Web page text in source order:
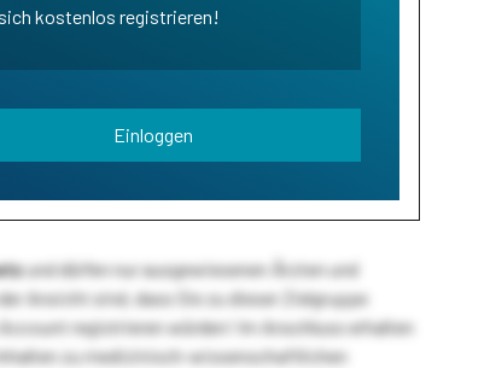
kostenlos registrieren!
Einloggen
und dürfen nur ausgewiesenen Ärzten und
Ansicht sind, dass Sie zu dieser Zielgruppe
registrieren würden! Im Anschluss erhalten
zu medizinisch-wissenschaftlichen